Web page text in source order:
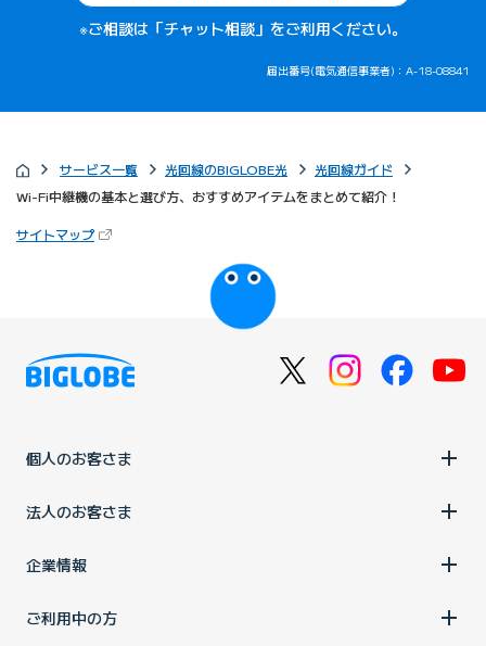
※ご相談は「チャット相談」をご利用ください。
届出番号(電気通信事業者)：A-18-08841
サービス一覧 光回線のBIGLOBE光
光回線ガイド
Wi-Fi中継機の基本と選び方、おすすめアイテムをまとめて紹介！
サイトマップ（新しいタブで開きます）
びっぷるのページ
個人のお客さま
法人のお客さま
企業情報
ご利用中の方